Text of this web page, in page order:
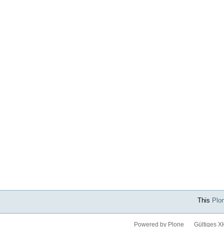
This
Powered by Plone Gültiges